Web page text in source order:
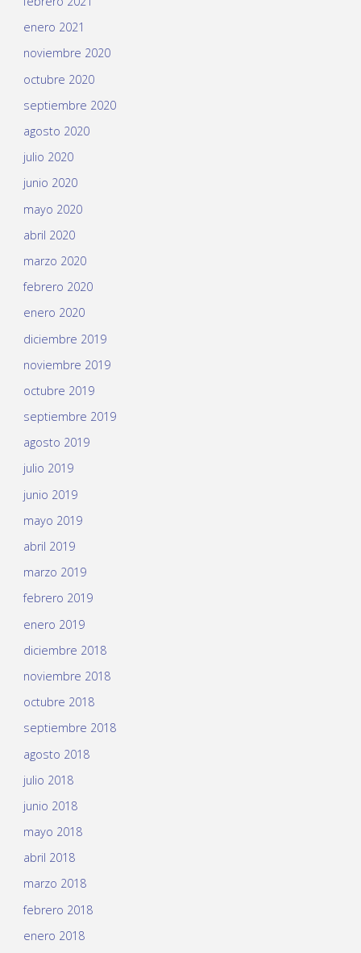
enero 2021
noviembre 2020
octubre 2020
septiembre 2020
agosto 2020
julio 2020
junio 2020
mayo 2020
abril 2020
marzo 2020
febrero 2020
enero 2020
diciembre 2019
noviembre 2019
octubre 2019
septiembre 2019
agosto 2019
julio 2019
junio 2019
mayo 2019
abril 2019
marzo 2019
febrero 2019
enero 2019
diciembre 2018
noviembre 2018
octubre 2018
septiembre 2018
agosto 2018
julio 2018
junio 2018
mayo 2018
abril 2018
marzo 2018
febrero 2018
enero 2018